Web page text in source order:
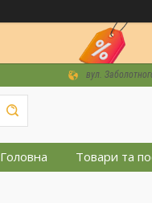
вул.
Головна Товари та